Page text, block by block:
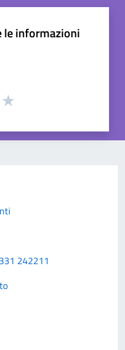
le informazioni
242211